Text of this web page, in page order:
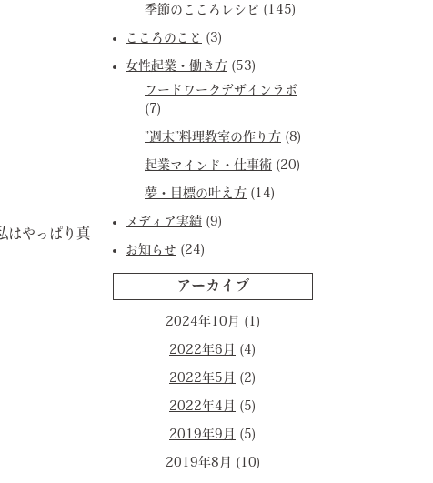
はやっぱり真
季節のこころレシピ (145)
こころのこと (3)
女性起業・働き方 (53)
フードワークデザインラボ
(7)
”週末”料理教室の作り方 (8)
起業マインド・仕事術 (20)
夢・目標の叶え方 (14)
メディア実績 (9)
お知らせ (24)
アーカイブ
2024年10月 (1)
2022年6月 (4)
2022年5月 (2)
2022年4月 (5)
2019年9月 (5)
2019年8月 (10)